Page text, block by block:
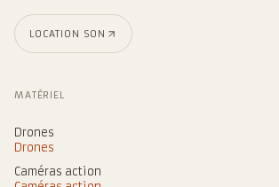
LOCATION SON
MATÉRIEL
Drones
Drones
Caméras action